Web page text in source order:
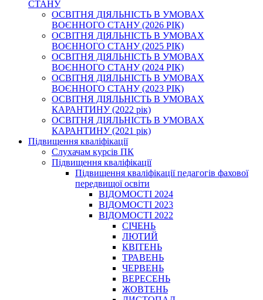
СТАНУ
ОСВІТНЯ ДІЯЛЬНІСТЬ В УМОВАХ
ВОЄННОГО СТАНУ (2026 РІК)
ОСВІТНЯ ДІЯЛЬНІСТЬ В УМОВАХ
ВОЄННОГО СТАНУ (2025 РІК)
ОСВІТНЯ ДІЯЛЬНІСТЬ В УМОВАХ
ВОЄННОГО СТАНУ (2024 РІК)
ОСВІТНЯ ДІЯЛЬНІСТЬ В УМОВАХ
ВОЄННОГО СТАНУ (2023 РІК)
ОСВІТНЯ ДІЯЛЬНІСТЬ В УМОВАХ
КАРАНТИНУ (2022 рік)
ОСВІТНЯ ДІЯЛЬНІСТЬ В УМОВАХ
КАРАНТИНУ (2021 рік)
Підвищення кваліфікації
Слухачам курсів ПК
Підвищення кваліфікації
Підвищення кваліфікації педагогів фахової
передвищої освіти
ВІДОМОСТІ 2024
ВІДОМОСТІ 2023
ВІДОМОСТІ 2022
СІЧЕНЬ
ЛЮТИЙ
КВІТЕНЬ
ТРАВЕНЬ
ЧЕРВЕНЬ
ВЕРЕСЕНЬ
ЖОВТЕНЬ